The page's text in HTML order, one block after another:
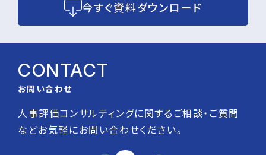
今すぐ資料ダウンロード
CONTACT
お問い合わせ
人事評価コンサルティングに関するご相談・ご質問
などお気軽にお問い合わせください。